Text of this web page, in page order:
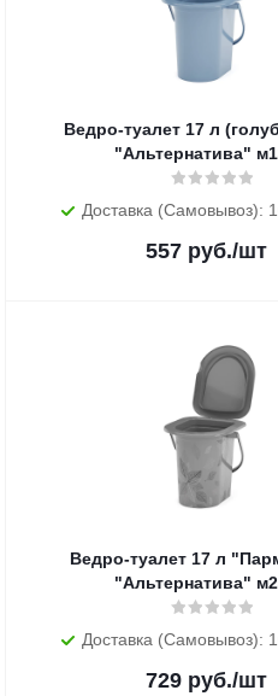
Ведро-туалет 17 л (голубой)
"Альтернатива"
Доставка (Самовывоз):
557 руб./шт
Ведро-туалет 17 л
"Альтернатива"
Доставка (Самовывоз):
729 руб./шт